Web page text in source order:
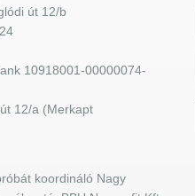
út 12/b
10918001-00000074-
12/a (Merkapt
koordináló Nagy